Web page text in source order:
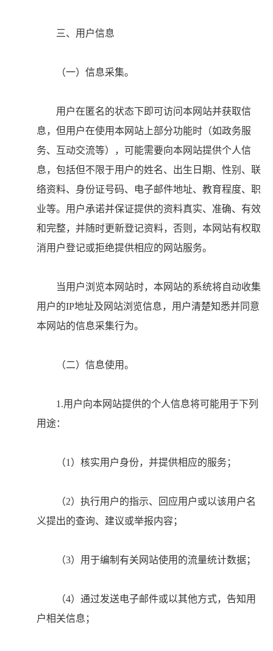
三、用户信息
（一）信息采集。
用户在匿名的状态下即可访问本网站并获取信
息，但用户在使用本网站上部分功能时（如政务服
务、互动交流等），可能需要向本网站提供个人信
息，包括但不限于用户的姓名、出生日期、性别、联
络资料、身份证号码、电子邮件地址、教育程度、职
业等。用户承诺并保证提供的资料真实、准确、有效
和完整，并随时更新登记资料，否则，本网站有权取
消用户登记或拒绝提供相应的网站服务。
当用户浏览本网站时，本网站的系统将自动收集
用户的IP地址及网站浏览信息，用户清楚知悉并同意
本网站的信息采集行为。
（二）信息使用。
1.用户向本网站提供的个人信息将可能用于下列
用途：
（1）核实用户身份，并提供相应的服务；
（2）执行用户的指示、回应用户或以该用户名
义提出的查询、建议或举报内容；
（3）用于编制有关网站使用的流量统计数据；
（4）通过发送电子邮件或以其他方式，告知用
户相关信息；